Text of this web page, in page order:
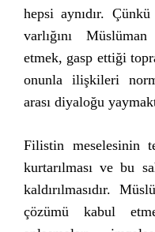
hepsi aynıdır.
varlığını
etmek, gasp ettiği
onunla ilişkileri
arası diyaloğu
Filistin meselesinin
kurtarılması ve bu
kaldırılmasıdır.
çözümü kabul